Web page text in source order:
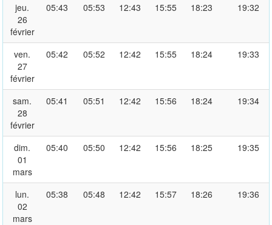
jeu.
26
février
05:43 05:53 12:43 15:55 18:23 19:32
ven.
27
février
05:42 05:52 12:42 15:55 18:24 19:33
sam.
28
février
05:41 05:51 12:42 15:56 18:24 19:34
dim.
01
mars
05:40 05:50 12:42 15:56 18:25 19:35
lun.
02
mars
05:38 05:48 12:42 15:57 18:26 19:36